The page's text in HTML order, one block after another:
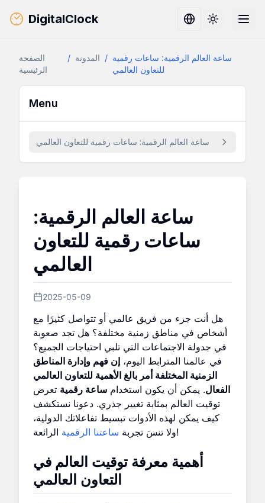
DigitalClock Toggle
الصفحة
الرئيسية
/ المدونة / ساعة العالم الرقمية: ساعات رقمية
للتعاون العالمي
Menu
ساعة العالم الرقمية: ساعات رقمية للتعاون العالمي
ساعة العالم الرقمية:
ساعات رقمية للتعاون
العالمي
2025-05-09
هل أنت جزء من فريق عالمي أو تتواصل كثيرًا مع
أشخاص في مناطق زمنية مختلفة؟ هل تجد صعوبة
في جدولة الاجتماعات التي تلبي احتياجات الجميع؟
في عالمنا المترابط اليوم، إن فهم وإدارة المناطق
الزمنية المختلفة أمر بالغ الأهمية للتعاون العالمي
الفعال. يمكن أن يكون استخدام ساعة رقمية تعرض
توقيت العالم بمثابة تغيير جذري. دعونا نستكشف
كيف يمكن لهذه الأدوات تبسيط تفاعلاتك الدولية،
ولا تنسَ تجربة ساعتنا الرقمية الرائعة!
أهمية معرفة توقيت العالم في
التعاون العالمي